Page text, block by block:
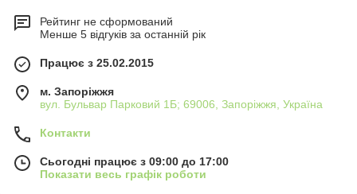
Рейтинг не сформований
Менше 5 відгуків за останній рік
Працює з 25.02.2015
м. Запоріжжя
вул. Бульвар Парковий 1Б; 69006, Запоріжжя, Україна
Контакти
Сьогодні працює з 09:00 до 17:00
Показати весь графік роботи